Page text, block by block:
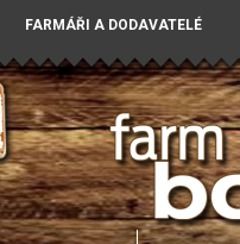
FARMÁŘI A DODAVATELÉ